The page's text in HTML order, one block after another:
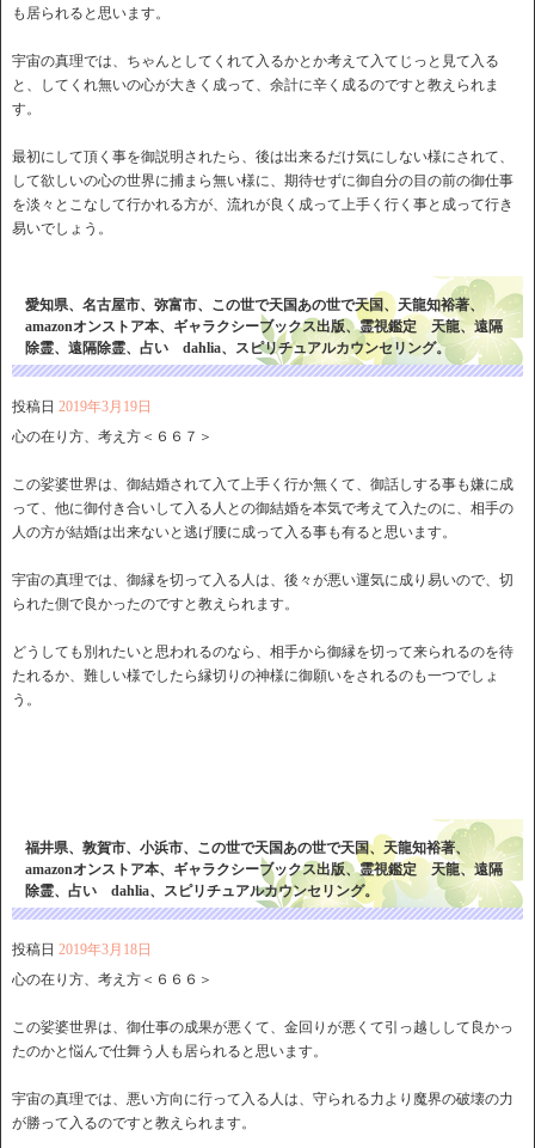
も居られると思います。
宇宙の真理では、ちゃんとしてくれて入るかとか考えて入てじっと見て入る
と、してくれ無いの心が大きく成って、余計に辛く成るのですと教えられま
す。
最初にして頂く事を御説明されたら、後は出来るだけ気にしない様にされて、
して欲しいの心の世界に捕まら無い様に、期待せずに御自分の目の前の御仕事
を淡々とこなして行かれる方が、流れが良く成って上手く行く事と成って行き
易いでしょう。
愛知県、名古屋市、弥富市、この世で天国あの世で天国、天龍知裕著、
amazonオンストア本、ギャラクシーブックス出版、霊視鑑定 天龍、遠隔
除霊、遠隔除霊、占い dahlia、スピリチュアルカウンセリング。
投稿日 2019年3月19日
心の在り方、考え方＜６６７＞
この娑婆世界は、御結婚されて入て上手く行か無くて、御話しする事も嫌に成
って、他に御付き合いして入る人との御結婚を本気で考えて入たのに、相手の
人の方が結婚は出来ないと逃げ腰に成って入る事も有ると思います。
宇宙の真理では、御縁を切って入る人は、後々が悪い運気に成り易いので、切
られた側で良かったのですと教えられます。
どうしても別れたいと思われるのなら、相手から御縁を切って来られるのを待
たれるか、難しい様でしたら縁切りの神様に御願いをされるのも一つでしょ
う。
福井県、敦賀市、小浜市、この世で天国あの世で天国、天龍知裕著、
amazonオンストア本、ギャラクシーブックス出版、霊視鑑定 天龍、遠隔
除霊、占い dahlia、スピリチュアルカウンセリング。
投稿日 2019年3月18日
心の在り方、考え方＜６６６＞
この娑婆世界は、御仕事の成果が悪くて、金回りが悪くて引っ越しして良かっ
たのかと悩んで仕舞う人も居られると思います。
宇宙の真理では、悪い方向に行って入る人は、守られる力より魔界の破壊の力
が勝って入るのですと教えられます。